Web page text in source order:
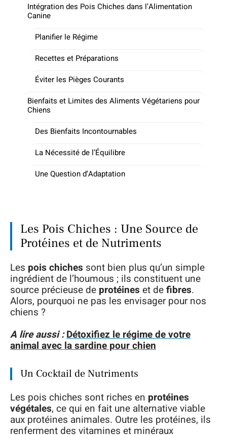
Intégration des Pois Chiches dans l’Alimentation
Canine
Planifier le Régime
Recettes et Préparations
Éviter les Pièges Courants
Bienfaits et Limites des Aliments Végétariens pour
Chiens
Des Bienfaits Incontournables
La Nécessité de l’Équilibre
Une Question d’Adaptation
Les Pois Chiches : Une Source de
Protéines et de Nutriments
Les pois chiches sont bien plus qu’un simple
ingrédient de l’houmous ; ils constituent une
source précieuse de protéines et defibres.
Alors, pourquoi ne pas les envisager pour nos
chiens ?
A lire aussi :Détoxifiez le régime de votre
animal avec la sardine pour chien
Un Cocktail de Nutriments
Les pois chiches sont riches en protéines
végétales, ce qui en fait une alternative viable
aux protéines animales. Outre les protéines, ils
renferment des vitamines et minéraux